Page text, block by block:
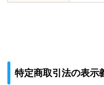
特定商取引法の表示